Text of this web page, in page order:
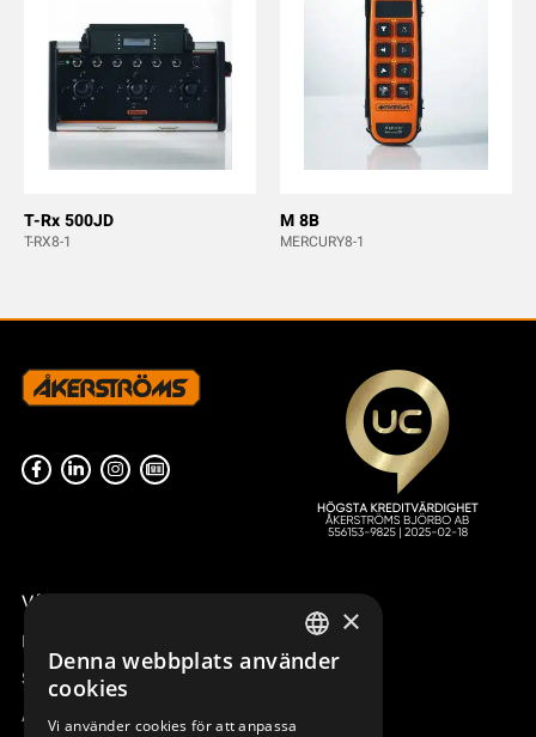
T-Rx 500JD
T-RX8-1
M 8B
MERCURY8-1
Våra radiostyrningar – översikt
Remotus
Sesam
Access_Ctrl
SWEDISH
×
Denna webbplats använder
cookies
Vi använder cookies för att anpassa